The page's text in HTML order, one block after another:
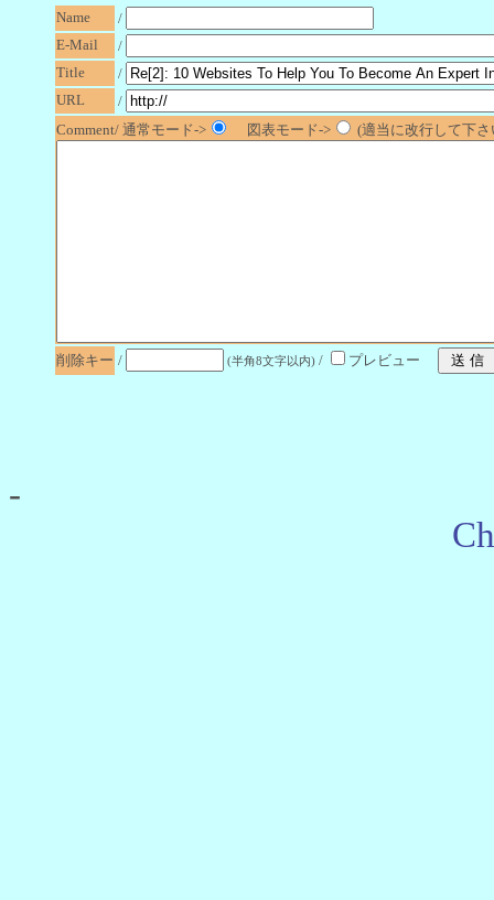
Name
/
E-Mail
/
Title
/
URL
/
Comment/ 通常モード->
図表モード-> (適当に改行して下
削除キー / (半角8文字以内) / プレビュー
-